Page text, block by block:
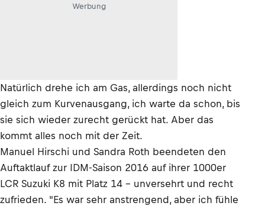
Werbung
Natürlich drehe ich am Gas, allerdings noch nicht
gleich zum Kurvenausgang, ich warte da schon, bis
sie sich wieder zurecht gerückt hat. Aber das
kommt alles noch mit der Zeit.
Manuel Hirschi und Sandra Roth beendeten den
Auftaktlauf zur IDM-Saison 2016 auf ihrer 1000er
LCR Suzuki K8 mit Platz 14 - unversehrt und recht
zufrieden. "Es war sehr anstrengend, aber ich fühle